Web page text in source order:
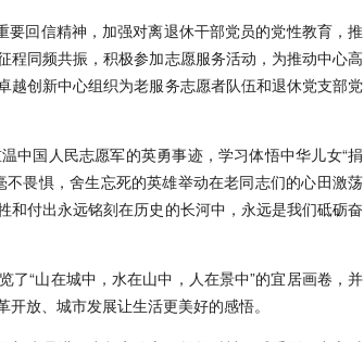
要回信精神，加强对离退休干部党员的党性教育，推
同频共振，积极参加志愿服务活动，为推动中心高
越创新中心组织为老服务志愿者队伍和退休党支部党
中国人民志愿军的英勇事迹，学习体悟中华儿女“捐
畏惧，舍生忘死的英雄举动在老同志们的心田激荡
和付出永远铭刻在历史的长河中，永远是我们砥砺奋
“山在城中，水在山中，人在景中”的宜居画卷，并
放、城市发展让生活更美好的感悟。